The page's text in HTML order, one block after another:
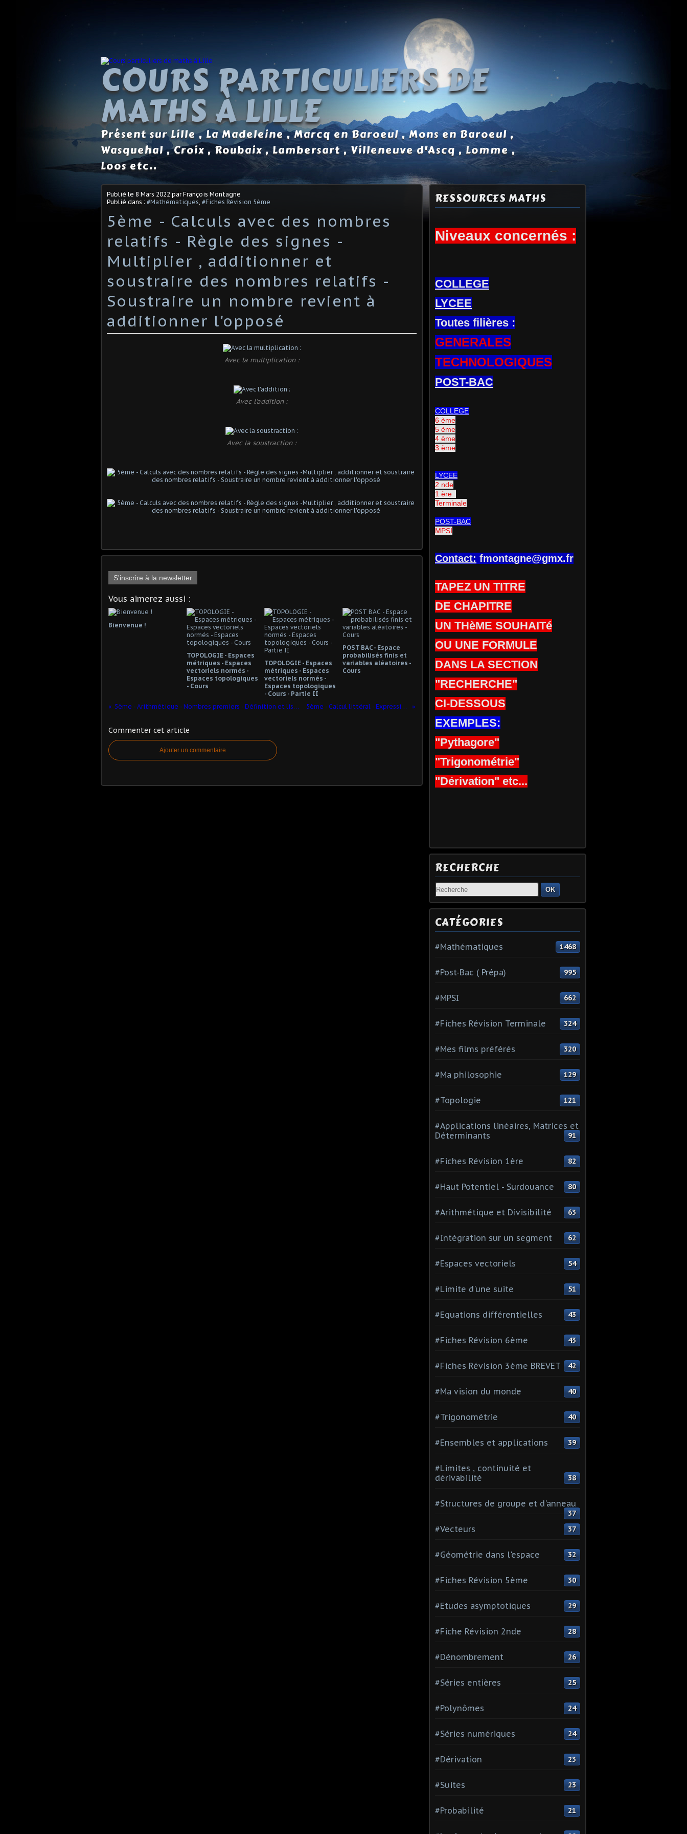
COURS PARTICULIERS DE
MATHS À LILLE
Présent sur Lille , La Madeleine , Marcq en Baroeul , Mons en Baroeul ,
Wasquehal , Croix , Roubaix , Lambersart , Villeneuve d'Ascq , Lomme ,
Loos etc..
Publié le 8 Mars 2022 par François Montagne
Publié dans : #Mathématiques #Fiches Révision 5ème
5ème - Calculs avec des nombres
relatifs - Règle des signes -
Multiplier , additionner et
soustraire des nombres relatifs -
Soustraire un nombre revient à
additionner l'opposé
Avec la multiplication :
Avec l'addition :
Avec la soustraction :
S'inscrire à la newsletter
Vous aimerez aussi :
Bienvenue !
TOPOLOGIE - Espaces
métriques - Espaces
vectoriels normés -
Espaces topologiques
- Cours
TOPOLOGIE - Espaces
métriques - Espaces
vectoriels normés -
Espaces topologiques
- Cours - Partie II
POST BAC - Espace
probabilisés finis et
variables aléatoires -
Cours
5ème - Arithmétique - Nombres premiers - Définition et liste des nombres premiers inférieurs à 100 - (les nombres 0 et 1 ne sont pas premiers , le seul nombre premier pair est 2) - Décomposition en facteurs premiers - Simplifier une fraction grâce à la décomposition en nombres premiers 5ème - Calcul littéral - Expression littérale - Simplification d'écriture littérale - La distributivité simple - La double distributivité - Réduire une expression littérale
Commenter cet article
Ajouter un commentaire
RESSOURCES MATHS
Niveaux concernés :
COLLEGE
LYCEE
Toutes filières :
GENERALES
TECHNOLOGIQUES
POST-BAC
COLLEGE
6 ème
5 ème
4 ème
3 ème
LYCEE
2 nde
1 ère
Terminale
POST-BAC
MPSI
Contact: fmontagne@gmx.fr
TAPEZ UN TITRE
DE CHAPITRE
UN THèME SOUHAITé
OU UNE FORMULE
DANS LA SECTION
"RECHERCHE"
CI-DESSOUS
EXEMPLES:
"Pythagore"
"Trigonométrie"
"Dérivation" etc...
RECHERCHE
OK
CATÉGORIES
#Mathématiques 1468
#Post-Bac ( Prépa) 995
#MPSI 662
#Fiches Révision Terminale 324
#Mes films préférés 320
#Ma philosophie 129
#Topologie 121
#Applications linéaires, Matrices et
Déterminants
91
#Fiches Révision 1ère 82
#Haut Potentiel - Surdouance 80
#Arithmétique et Divisibilité 63
#Intégration sur un segment 62
#Espaces vectoriels 54
#Limite d'une suite 51
#Equations différentielles 43
#Fiches Révision 6ème 43
#Fiches Révision 3ème BREVET 42
#Ma vision du monde 40
#Trigonométrie 40
#Ensembles et applications 39
#Limites , continuité et
dérivabilité
38
#Structures de groupe et d'anneau
37
#Vecteurs 37
#Géométrie dans l'espace 32
#Fiches Révision 5ème 30
#Etudes asymptotiques 29
#Fiche Révision 2nde 28
#Dénombrement 26
#Séries entières 25
#Polynômes 24
#Séries numériques 24
#Dérivation 23
#Suites 23
#Probabilité 21